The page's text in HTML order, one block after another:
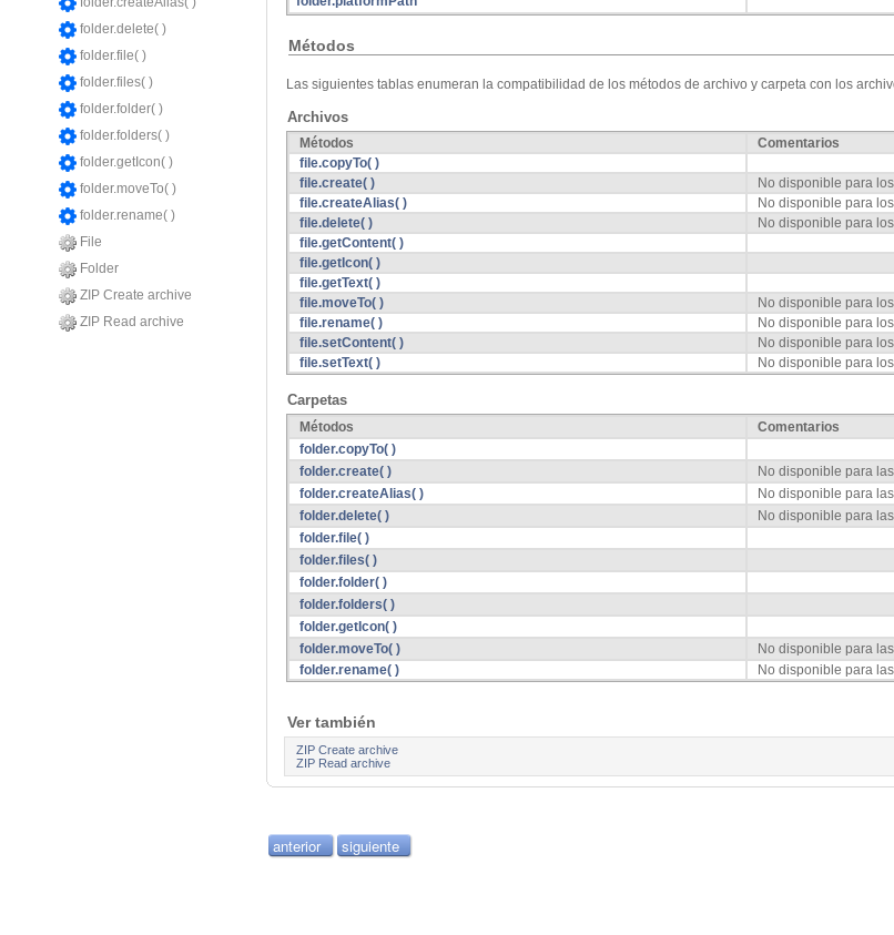
folder.delete( )
folder.file( )
folder.files( )
folder.folder( )
folder.folders( )
folder.getIcon( )
folder.moveTo( )
folder.rename( )
File
Folder
ZIP Create archive
ZIP Read archive
Métodos
Las siguientes tablas enumeran la compatibilidad de los métodos de archivo y carpeta con los
Archivos
Métodos
Comentarios
file.copyTo( )
file.create( )
No disponible para
file.createAlias( )
No disponible para
file.delete( )
No disponible para
file.getContent( )
file.getIcon( )
file.getText( )
file.moveTo( )
No disponible para
file.rename( )
No disponible para
file.setContent( )
No disponible para
file.setText( )
No disponible para
Carpetas
Métodos
Comentarios
folder.copyTo( )
folder.create( )
No disponible para
folder.createAlias( )
No disponible para
folder.delete( )
No disponible para
folder.file( )
folder.files( )
folder.folder( )
folder.folders( )
folder.getIcon( )
folder.moveTo( )
No disponible para
folder.rename( )
No disponible para
Ver también
ZIP Create archive
ZIP Read archive
anterior siguiente